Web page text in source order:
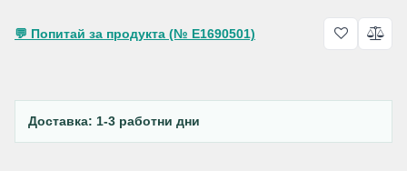
💬 Попитай за продукта (№ E1690501)
Доставка: 1-3 работни дни